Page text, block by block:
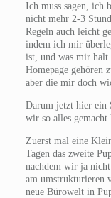
Ich muss sagen, ich
nicht mehr 2-3
Regeln auch leicht
indem ich mir
ist, und was mir halt
Homepage gehören
aber die mir doch
Darum jetzt hier ein
wir so alles gemacht
Zuerst mal eine
Tagen das zweite
nachdem wir ja
am umstrukturieren
neue Bürowelt in